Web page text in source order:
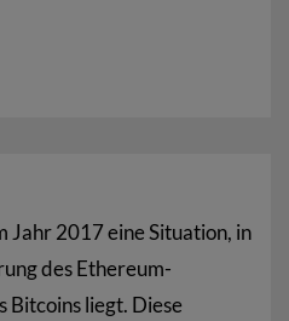
Jahr 2017 eine Situation, in
des Ethereum-
Bitcoins liegt. Diese